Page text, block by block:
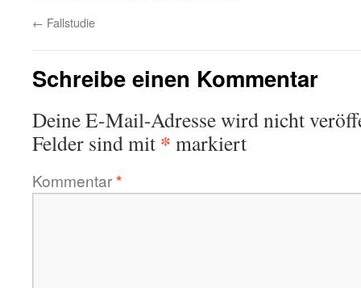
← Fallstudie
Schreibe einen Kommentar
Deine E-Mail-Adresse wird nicht
Felder sind mit * markiert
Kommentar*